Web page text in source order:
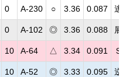
0 A-230 ○ 3.36 0.087 逃
0 A-102 ◎ 3.36 0.088 展
10 A-64 △ 3.34 0.091 Ｓ
10 A-52 ◎ 3.33 0.095 逆